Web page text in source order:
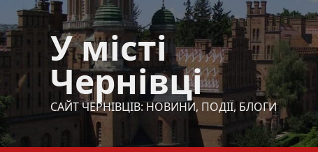
Перейти
до
вмісту
У місті
Чернівці
САЙТ ЧЕРНІВЦІВ: НОВИНИ, ПОДІЇ, БЛОГИ